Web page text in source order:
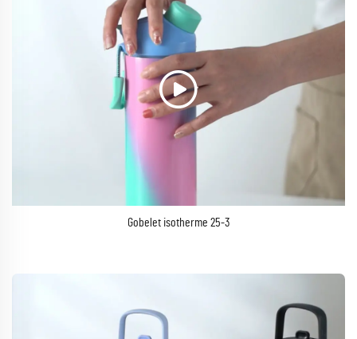
Gobelet isotherme 25-3